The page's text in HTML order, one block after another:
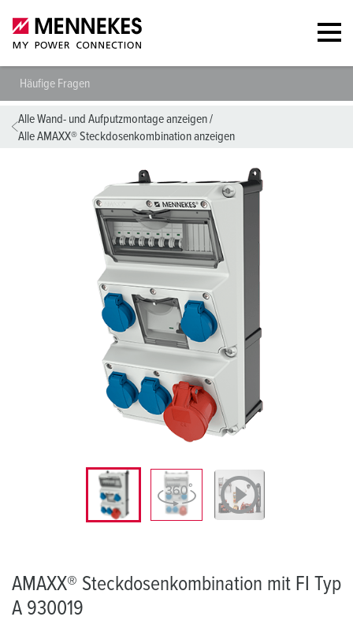
Häufige Fragen
Alle Wand- und Aufputzmontage anzeigen/
Alle AMAXX® Steckdosenkombination anzeigen
AMAXX® Steckdosenkombination mit FI Typ
A 930019